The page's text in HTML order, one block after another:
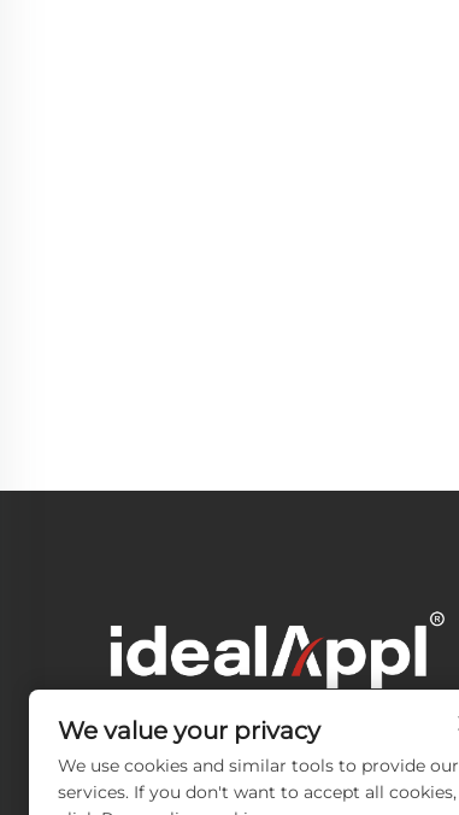
We value your privacy
We use cookies and similar tools to provide our
services. If you don't want to accept all cookies,